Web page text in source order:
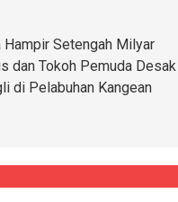
Hampir Setengah Milyar
dan Tokoh Pemuda Desak
di Pelabuhan Kangean